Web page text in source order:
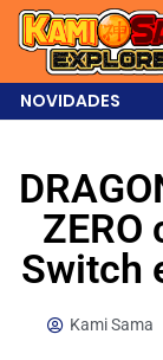
NOVIDADES
ZERO
Switch
Kami Sama